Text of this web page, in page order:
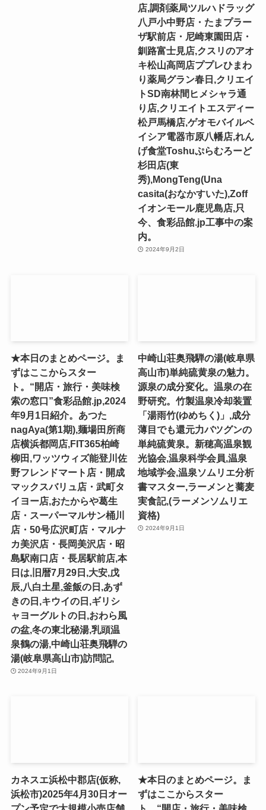
店,調剤薬局ツルハドラッグ
八戸小中野店・たまプラー
ザ駅前店・尼崎東園田店・
釧路富士見店,クスリのアオ
キ松山高岡店ププレひまわ
り薬局グラン春日,クリエイ
トSD南林間ヒメシャラ通
り店,クリエイトエスディー
松戸馬橋店,ゲオモバイルベ
イシア電器市原八幡店,れん
げ食堂Toshuぷらむろーど
杉田店(東
秀),MongTeng(Una
casita(おなかすいた),Zoff
イオンモール鹿児島店,只
今、食彩品館.jp工事中の案
内。
2024年9月2日
★本日のまとめページ。ま
ずはここからスター
ト。“開店・旅行・美味検
索の窓口”食彩品館.jp,2024
年9月1日紹介。あつた
nagAya(第1期),麺場田所商
店横浜都岡店,FIT365柏崎
柳田,ワッツウィズ能登川佐
野フレンドマート店・開成
マックスバリュ店・武町タ
イヨー店,おたからや葛生
店・スーパーマルサン桶川
店・50号広沢町店・マルナ
カ美沢店・長岡美沢店・昭
島駅南口店・長居駅前店,本
日は,旧暦7月29日,大安,戊
辰,八白土星,釜飯の日,あず
きの日,キウイの日,ギリシ
ャヨーグルトの日,おわら風
の盆,冬の東北秘湯,乳頭温
泉鶴の湯,中崎山荘奥飛騨の
湯(岐阜県高山市)訪問記,
2024年9月1日
中崎山荘奥飛騨の湯(岐阜県
高山市)単純硫黄泉の魅力。
源泉の成分変化。温泉の在
野研究。竹製温泉冷却装置
「湯雨竹(ゆめちく)」,成分
薄目でも還元力バツグンの
単純硫黄泉。新穂高温泉観
光協会,温泉科学会員,温泉
地域学会,温泉ソムリエ分析
書マスター,ラーメンと蕎麦
実食記,(ラーメンソムリエ
資格)
2024年9月1日
カネスエ浜松中郡店(仮称,
浜松市)2025年4月30日オー
★本日のまとめページ。ま
ずはここからスター